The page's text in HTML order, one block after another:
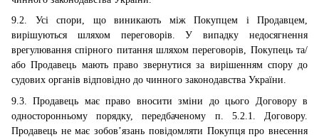
9.2. Усі спори, що виникають між Покупцем і Продавцем,
вирішуються шляхом переговорів. У випадку недосягнення
врегулювання спірного питання шляхом переговорів, Покупець та/
або Продавець мають право звернутися за вирішенням спору до
судових органів відповідно до чинного законодавства України.
9.3. Продавець має право вносити зміни до цього Договору в
односторонньому порядку, передбаченому п. 5.2.1. Договору.
Продавець не має зобов’язань повідомляти Покупця про внесення